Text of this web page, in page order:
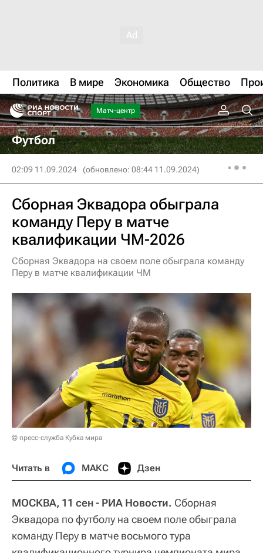
Политика В мире Экономика Общество
Матч-центр
Футбол
02:09 11.09.2024 (обновлено: 08:44 11.09.2024)
Сборная Эквадора обыграла
команду Перу в матче
квалификации ЧМ-2026
Сборная Эквадора на своем поле обыграла команду
Перу в матче квалификации ЧМ
© пресс-служба Кубка мира
Читать в МАКС Дзен
МОСКВА, 11 сен - РИА Новости. Сборная
Эквадора по футболу на своем поле обыграла
команду Перу в матче восьмого тура